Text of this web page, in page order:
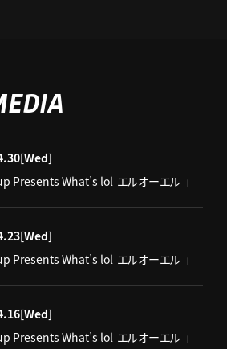
[Wed]
Presents What’s lol-エルオーエル-」
[Wed]
Presents What’s lol-エルオーエル-」
[Wed]
Presents What’s lol-エルオーエル-」